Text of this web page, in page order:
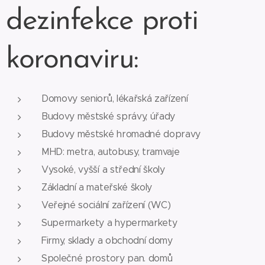
dezinfekce proti
koronaviru:
Domovy seniorů, lékařská zařízení
Budovy městské správy, úřady
Budovy městské hromadné dopravy
MHD: metra, autobusy, tramvaje
Vysoké, vyšší a střední školy
Základní a mateřské školy
Veřejné sociální zařízení (WC)
Supermarkety a hypermarkety
Firmy, sklady a obchodní domy
Společné prostory pan. domů